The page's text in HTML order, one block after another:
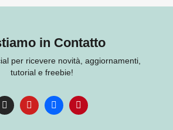
in Contatto
per ricevere novità, aggiornamenti,
tutorial e freebie!